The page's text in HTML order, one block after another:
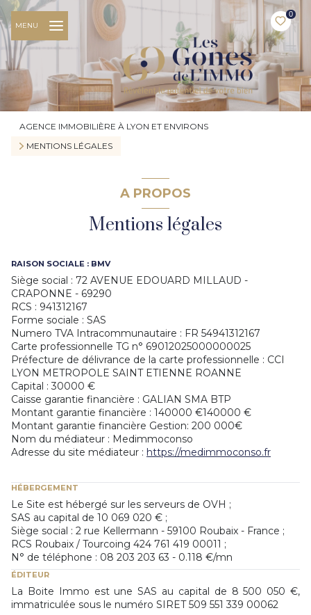
0
MENU
AGENCE IMMOBILIÈRE À LYON ET ENVIRONS
MENTIONS LÉGALES
A PROPOS
Mentions légales
RAISON SOCIALE : BMV
Siège social : 72 AVENUE EDOUARD MILLAUD -
CRAPONNE - 69290
RCS : 941312167
Forme sociale : SAS
Numero TVA Intracommunautaire : FR 54941312167
Carte professionnelle TG n° 69012025000000025
Préfecture de délivrance de la carte professionnelle : CCI
LYON METROPOLE SAINT ETIENNE ROANNE
Capital : 30000 €
Caisse garantie financière : GALIAN SMA BTP
Montant garantie financière : 140000 €140000 €
Montant garantie financière Gestion: 200 000€
Nom du médiateur : Medimmoconso
Adresse du site médiateur : https://medimmoconso.fr
HÉBERGEMENT
Le Site est hébergé sur les serveurs de OVH ;
SAS au capital de 10 069 020 € ;
Siège social : 2 rue Kellermann - 59100 Roubaix - France ;
RCS Roubaix / Tourcoing 424 761 419 00011 ;
N° de téléphone : 08 203 203 63 - 0.118 €/mn
ÉDITEUR
La Boite Immo est une SAS au capital de 8 500 050 €,
immatriculée sous le numéro SIRET 509 551 339 00062